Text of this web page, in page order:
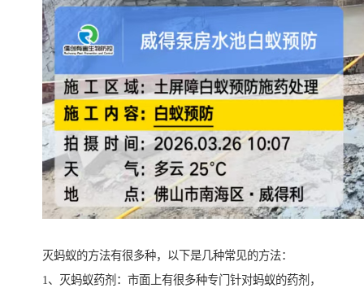
灭蚂蚁的方法有很多种，以下是几种常见的方法：
1、灭蚂蚁药剂：市面上有很多种专门针对蚂蚁的药剂，